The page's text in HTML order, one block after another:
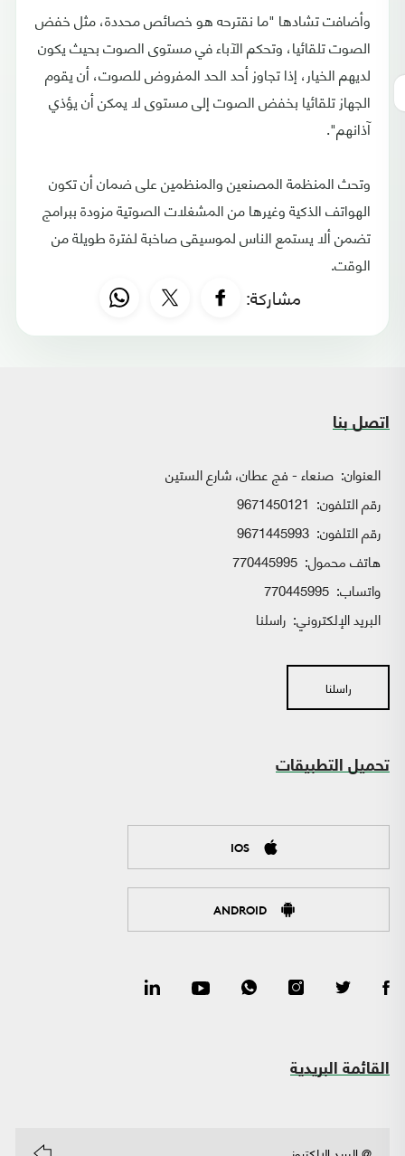
وأضافت تشادها "ما نقترحه هو خصائص محددة، مثل خفض
الصوت تلقائيا، وتحكم الآباء في مستوى الصوت بحيث يكون
لديهم الخيار، إذا تجاوز أحد الحد المفروض للصوت، أن يقوم
الجهاز تلقائيا بخفض الصوت إلى مستوى لا يمكن أن يؤذي
آذانهم".
وتحث المنظمة المصنعين والمنظمين على ضمان أن تكون
الهواتف الذكية وغيرها من المشغلات الصوتية مزودة ببرامج
تضمن ألا يستمع الناس لموسيقى صاخبة لفترة طويلة من
الوقت.
مشاركة:
اتصل بنا
العنوان: صنعاء - فج عطان، شارع الستين
رقم التلفون: 9671450121
رقم التلفون: 9671445993
هاتف محمول: 770445995
واتساب:
البريد الإلكتروني: راسلنا
راسلنا
تحميل التطبيقات
IOS
ANDROID
القائمة البريدية